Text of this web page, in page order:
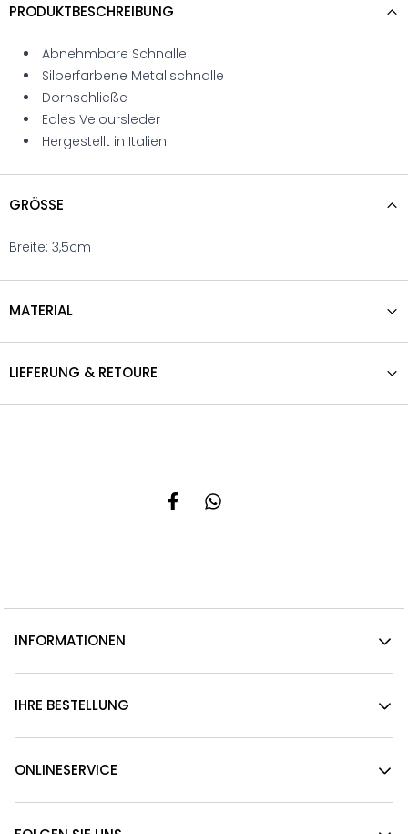
PRODUKTBESCHREIBUNG
Abnehmbare Schnalle
Silberfarbene Metallschnalle
Dornschließe
Edles Veloursleder
Hergestellt in Italien
GRÖSSE
Breite: 3,5cm
MATERIAL
LIEFERUNG & RETOURE
INFORMATIONEN
IHRE BESTELLUNG
ONLINESERVICE